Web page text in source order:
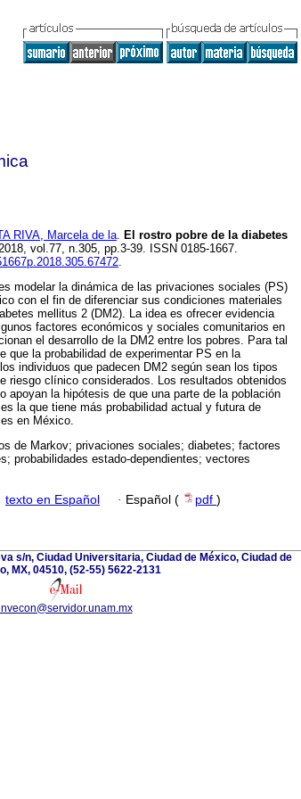
RIVA, Marcela de la. El rostro pobre de la diabetes
vol.77, n.305, pp.3-39. ISSN 0185-1667.
.
modelar la dinámica de las privaciones sociales (PS)
con el fin de diferenciar sus condiciones materiales
mellitus 2 (DM2). La idea es ofrecer evidencia
factores económicos y sociales comunitarios en
el desarrollo de la DM2 entre los pobres. Para tal
que la probabilidad de experimentar PS en la
individuos que padecen DM2 según sean los tipos
riesgo clínico considerados. Los resultados obtenidos
apoyan la hipótesis de que una parte de la población
la que tiene más probabilidad actual y futura de
en México.
de Markov; privaciones sociales; diabetes; factores
probabilidades estado-dependientes; vectores
texto en Español · Español ( pdf )
s/n, Ciudad Universitaria, Ciudad de México, Ciudad de
MX, 04510, (52-55) 5622-2131